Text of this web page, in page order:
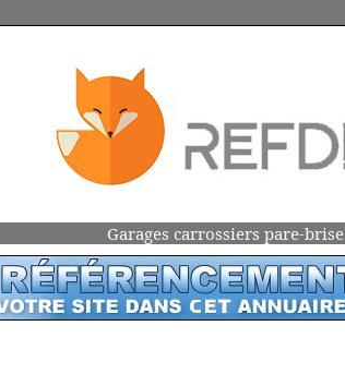
Garages carrossiers pare-brise